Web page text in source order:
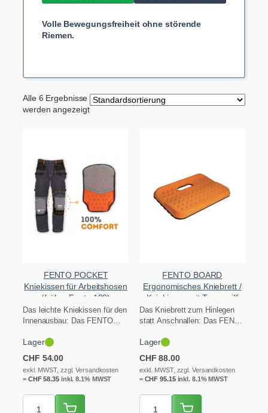
Volle Bewegungsfreiheit ohne störende
Riemen.
Alle 6 Ergebnisse
werden angezeigt
FENTO POCKET
Kniekissen für Arbeitshosen
(früher Fento 100)
Das leichte Kniekissen für den
Innenausbau: Das FENTO
schiebst du…
Lager
CHF 54.00
exkl. MWST, zzgl. Versandkosten
= CHF58.35inkl. 8.1% MWST
FENTO BOARD
Ergonomisches Kniebrett /
Kniekissen mit Tragegriff
Das Kniebrett zum Hinlegen
statt Anschnallen: Das FENTO
Keil…
Lager
CHF 88.00
exkl. MWST, zzgl. Versandkosten
= CHF 95.15inkl. 8.1% MWST